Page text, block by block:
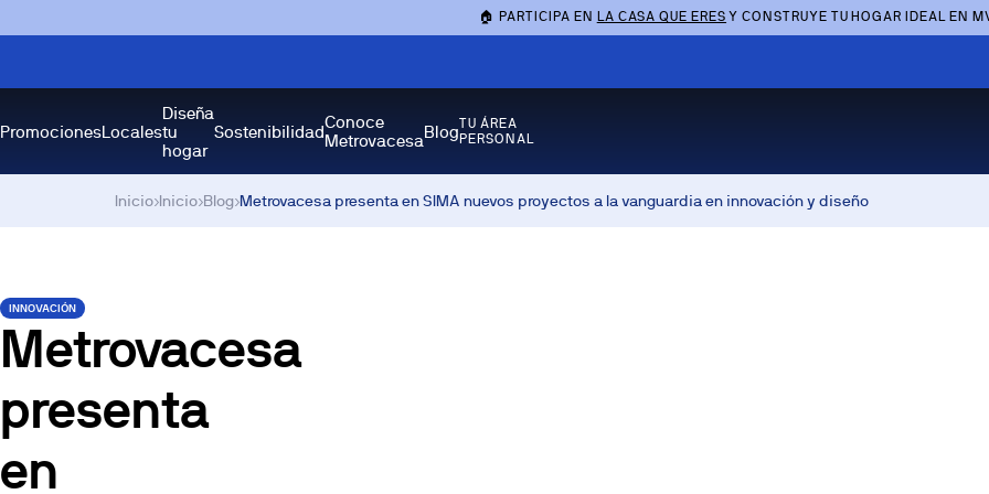
🏠 PARTICIPA EN LA CASA QUE ERES Y CONSTRUYE TU HOGAR IDEAL EN
PromocionesLocales
Diseña
tu
hogar
SostenibilidadConoce
MetrovacesaBlogTU ÁREA
PERSONAL
Inicio›Inicio›Blog›Metrovacesa presenta en SIMA nuevos proyectos a la vanguardia en innovación y diseño
INNOVACIÓN
Metrovacesa
presenta
en